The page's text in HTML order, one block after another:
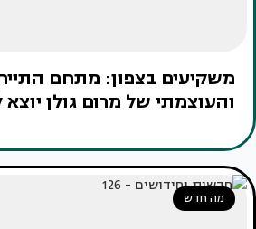
משקיעים בצפון: מתחם
והעוצמתי של מרום גולן יוצא
מה חדש